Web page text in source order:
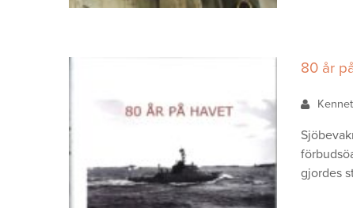
80 år
gjordes